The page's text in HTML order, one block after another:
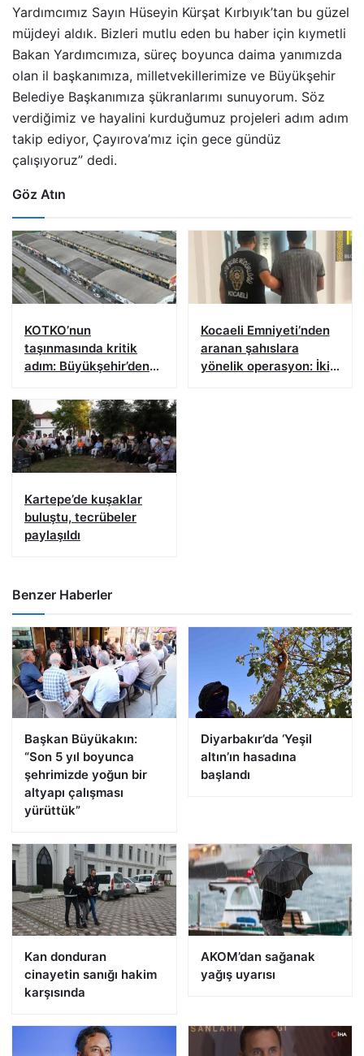
Yardımcımız Sayın Hüseyin Kürşat Kırbıyık’tan bu güzel
müjdeyi aldık. Bizleri mutlu eden bu haber için kıymetli
Bakan Yardımcımıza, süreç boyunca daima yanımızda
olan il başkanımıza, milletvekillerimize ve Büyükşehir
Belediye Başkanımıza şükranlarımı sunuyorum. Söz
verdiğimiz ve hayalini kurduğumuz projeleri adım adım
takip ediyor, Çayırova’mız için gece gündüz
çalışıyoruz” dedi.
Göz Atın
KOTKO’nun
taşınmasında kritik
adım: Büyükşehir’den
hamlesi
Kocaeli Emniyeti’nden
aranan şahıslara
yönelik operasyon: İki
Kartepe’de kuşaklar
buluştu, tecrübeler
paylaşıldı
Benzer Haberler
Başkan Büyükakın:
“Son 5 yıl boyunca
şehrimizde yoğun bir
altyapı çalışması
yürüttük”
Diyarbakır’da ‘Yeşil
altın’ın hasadına
başlandı
Kan donduran
cinayetin sanığı hakim
karşısında
AKOM’dan sağanak
yağış uyarısı